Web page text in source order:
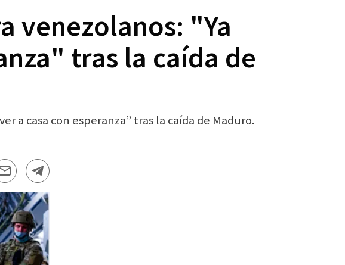
venezolanos: "Ya
tras la caída de
a casa con esperanza” tras la caída de Maduro.